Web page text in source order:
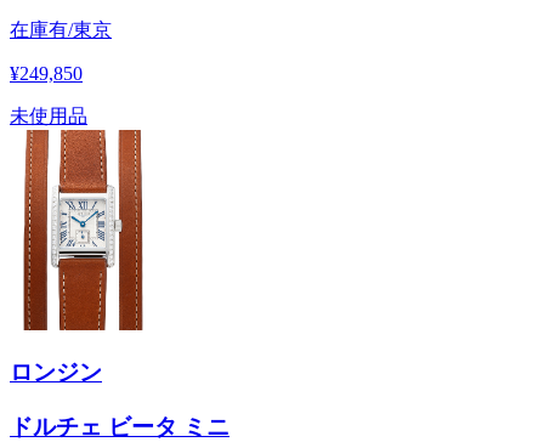
在庫有/東京
¥249,850
未使用品
ロンジン
ドルチェ ビータ ミニ